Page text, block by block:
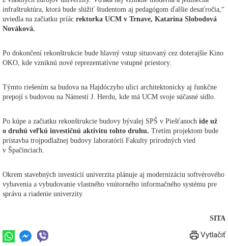
infraštruktúra, ktorá bude slúžiť študentom aj pedagógom ďalšie desaťročia,“
uviedla na začiatku príác rektorka UCM v Trnave, Katarína Slobodová
Nováková.
Po dokončení rekonštrukcie bude hlavný vstup situovaný cez doterajšie Kino
OKO, kde vzniknú nové reprezentatívne vstupné priestory.
Týmto riešením sa budova na Hajdóczyho ulici architektonicky aj funkčne
prepojí s budovou na Námestí J. Herdu, kde má UCM svoje súčasné sídlo.
Po kúpe a začiatku rekonštrukcie budovy bývalej SPŠ v Piešťanoch ide už
o druhú veľkú investičnú aktivitu tohto druhu. Tretím projektom bude
prístavba trojpodlažnej budovy laboratórií Fakulty prírodných vied
v Špačinciach.
Okrem stavebných investícií univerzita plánuje aj modernizáciu softvérového
vybavenia a vybudovanie vlastného vnútorného informačného systému pre
správu a riadenie univerzity.
SITA
Vytlačiť